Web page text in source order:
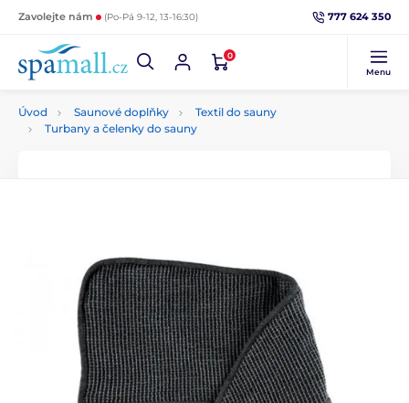
Zavolejte nám (Po-Pá 9-12, 13-16:30) 777 624 350
0
Menu
Úvod Saunové doplňky
Textil do sauny
Turbany a čelenky do sauny